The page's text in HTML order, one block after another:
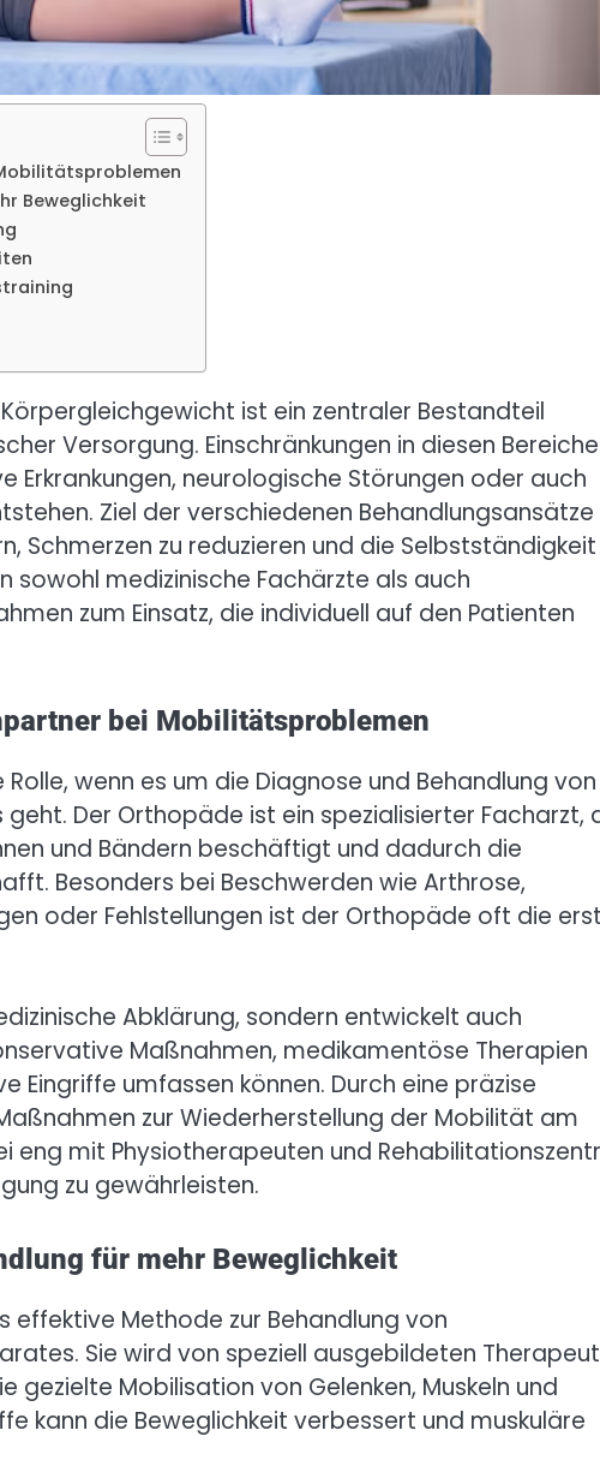
Beweglichkeit
ist ein zentraler Bestandteil
Versorgung. Einschränkungen in diesen
Erkrankungen, neurologische Störungen oder auch
Ziel der verschiedenen Behandlungsansätze
Schmerzen zu reduzieren und die
sowohl medizinische Fachärzte als auch
zum Einsatz, die individuell auf den Patienten
bei Mobilitätsproblemen
wenn es um die Diagnose und Behandlung von
Der Orthopäde ist ein spezialisierter Facharzt,
und Bändern beschäftigt und dadurch die
Besonders bei Beschwerden wie Arthrose,
oder Fehlstellungen ist der Orthopäde oft die
Abklärung, sondern entwickelt auch
Maßnahmen, medikamentöse Therapien
umfassen können. Durch eine präzise
zur Wiederherstellung der Mobilität am
eng mit Physiotherapeuten und
zu gewährleisten.
für mehr Beweglichkeit
effektive Methode zur Behandlung von
Sie wird von speziell ausgebildeten
Mobilisation von Gelenken, Muskeln und
kann die Beweglichkeit verbessert und muskuläre